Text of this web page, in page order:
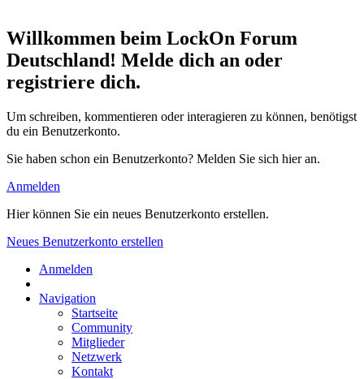
Willkommen beim LockOn Forum
Deutschland! Melde dich an oder
registriere dich.
Um schreiben, kommentieren oder interagieren zu können, benötigst
du ein Benutzerkonto.
Sie haben schon ein Benutzerkonto? Melden Sie sich hier an.
Anmelden
Hier können Sie ein neues Benutzerkonto erstellen.
Neues Benutzerkonto erstellen
Anmelden
Navigation
Startseite
Community
Mitglieder
Netzwerk
Kontakt